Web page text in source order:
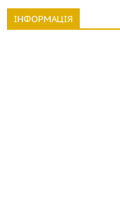
ІНФОРМАЦІЯ